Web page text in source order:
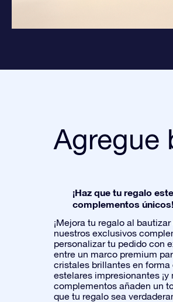
Agregue
¡Haz que tu regalo
complementos únicos!
¡Mejora tu regalo al
nuestros exclusivos
personalizar tu pedido con
entre un marco premium
cristales brillantes en forma
estelares impresionantes
complementos añaden un
que tu regalo sea